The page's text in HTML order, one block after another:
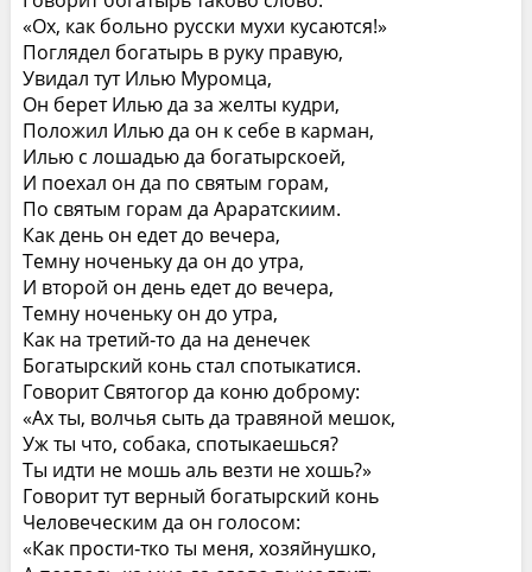
«Ох, как больно русски мухи кусаются!»
Поглядел богатырь в руку правую,
Увидал тут Илью Муромца,
Он берет Илью да за желты кудри,
Положил Илью да он к себе в карман,
Илью с лошадью да богатырскоей,
И поехал он да по святым горам,
По святым горам да Араратскиим.
Как день он едет до вечера,
Темну ноченьку да он до утра,
И второй он день едет до вечера,
Темну ноченьку он до утра,
Как на третий‑то да на денечек
Богатырский конь стал спотыкатися.
Говорит Святогор да коню доброму:
«Ах ты, волчья сыть да травяной мешок,
Уж ты что, собака, спотыкаешься?
Ты идти не мошь аль везти не хошь?»
Говорит тут верный богатырский конь
Человеческим да он голосом:
«Как прости‑тко ты меня, хозяйнушко,